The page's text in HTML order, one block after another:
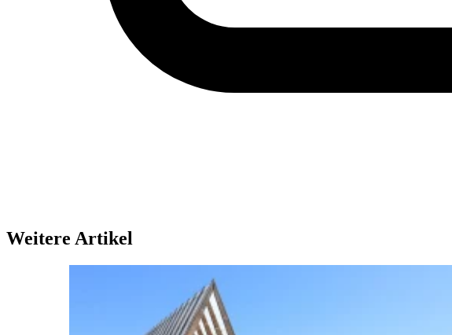
Weitere Artikel